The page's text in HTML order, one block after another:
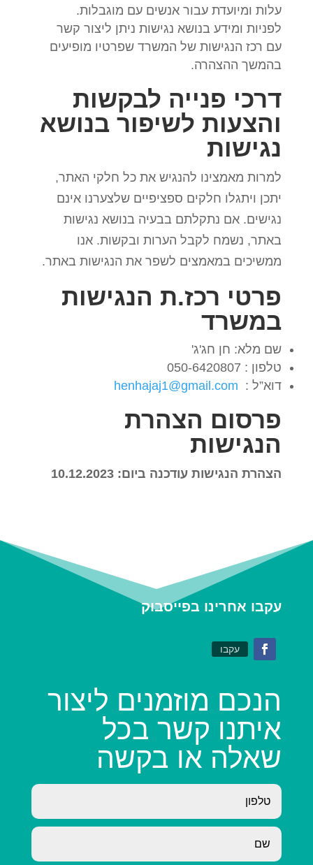
עלות ומיועדת עבור אנשים עם מוגבלות.
לפניות ומידע בנושא נגישות ניתן ליצור קשר
עם רכז הנגישות של המשרד שפרטיו מופיעים
בהמשך ההצהרה.
דרכי פנייה לבקשות
והצעות לשיפור בנושא
נגישות
למרות מאמצינו להנגיש את כל חלקי האתר,
יתכן ויתגלו חלקים ספציפיים שלצערנו אינם
נגישים. אם נתקלתם בבעיה בנושא נגישות
באתר, נשמח לקבל הערות ובקשות. אנו
ממשיכים במאמצים לשפר את הנגישות באתר.
פרטי רכז.ת הנגישות
במשרד
שם מלא: חן חג'ג'
טלפון : 050-6420807
דוא”ל : henhajaj1@gmail.com
פרסום הצהרת
הנגישות
הצהרת הנגישות עודכנה ביום: 10.12.2023
עקבו אחרינו בפייסבוק
עקבו
הנכם מוזמנים ליצור
איתנו קשר בכל
שאלה או בקשה